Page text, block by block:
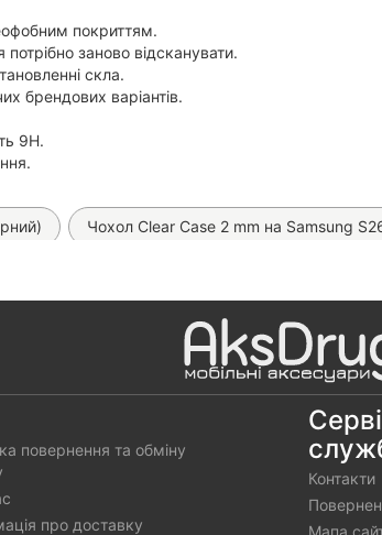
покриттям.
заново відсканувати.
скла.
брендових варіантів.
9H.
Чохол Clear Case 2 mm на Samsung
Чохол Space на Samsung S26
Чохол Space TPU на Samsung S26
гідрогелева плівка Proove Lite Matte (на всі
гідрогелева плівка Proove Clear Pro (на всі
повернення та обміну
про доставку
Контакти
Мапа